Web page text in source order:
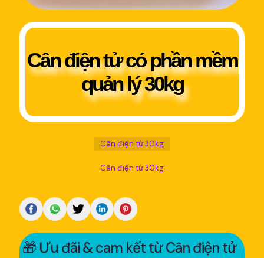
Cân điện tử có phần mềm
quản lý 30kg
Cân điện tử 30kg
Cân điện tử 30kg
🎁 Ưu đãi & cam kết từ Cân điện tử